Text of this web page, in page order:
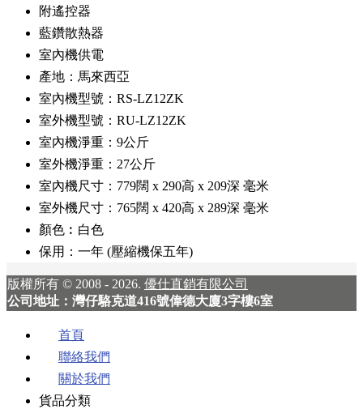
附遙控器
藍鑽散熱器
室內機供電
產地：馬來西亞
室內機型號：RS-LZ12ZK
室外機型號：RU-LZ12ZK
室內機淨重：9公斤
室外機淨重：27公斤
室內機尺寸：779闊 x 290高 x 209深 毫米
室外機尺寸：765闊 x 420高 x 289深 毫米
顏色︰白色
保用：一年 (壓縮機保五年)
版權所有 © 2008 - 2026. 優仕直銷有限公司
公司地址：灣仔駱克道416號偉德大廈3字樓6室
首頁
聯絡我們
關於我們
貨品分類